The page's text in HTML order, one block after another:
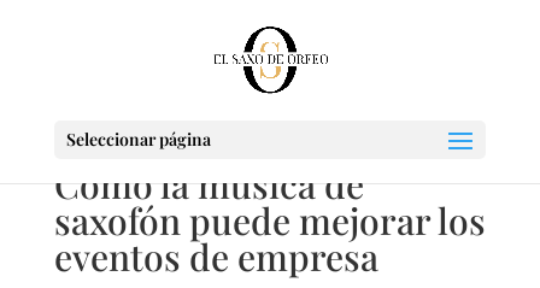
Seleccionar página
Cómo la música de
saxofón puede mejorar los
eventos de empresa